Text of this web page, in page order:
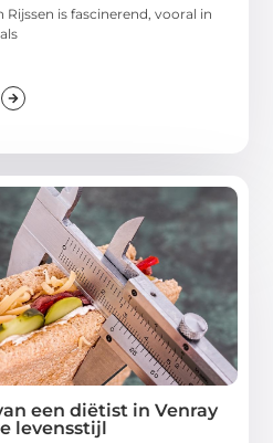
is fascinerend, vooral in
een diëtist in Venray
levensstijl